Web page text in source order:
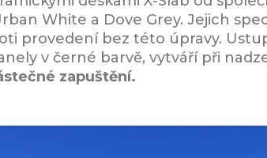
White a Dove Grey. Jejich
provedení bez této úpravy.
v černé barvě, vytváří při
zapuštění.